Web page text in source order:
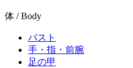
体 / Body
バスト
手・指・前腕
足の甲